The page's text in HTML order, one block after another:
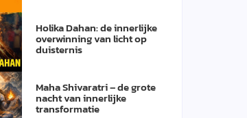
Holika Dahan: de innerlijke
overwinning van licht op
duisternis
Maha Shivaratri – de grote
nacht van innerlijke
transformatie